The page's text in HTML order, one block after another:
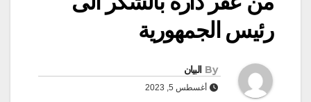
رئيس الجمهورية
By البيان
أغسطس 5, 2023